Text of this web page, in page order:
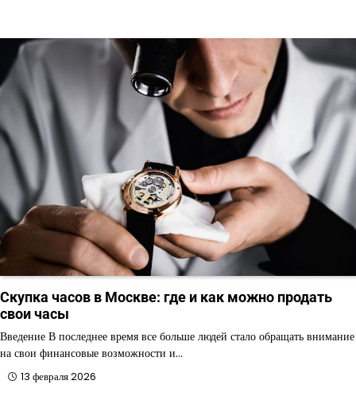
Скупка часов в Москве: где и как можно продать
свои часы
Введение В последнее время все больше людей стало обращать внимание
на свои финансовые возможности и…
13 февраля 2026